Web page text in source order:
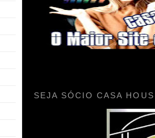
SEJA SÓCIO CASA